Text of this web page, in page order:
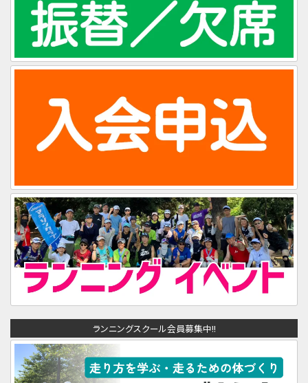
ランニングスクール会員募集中!!